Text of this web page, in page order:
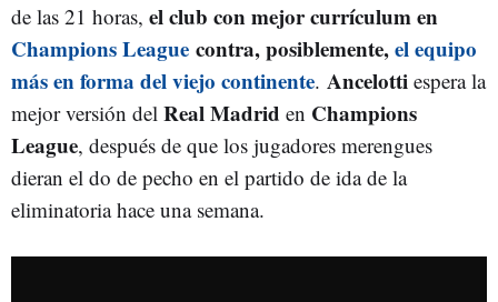
de las 21 horas, el club con mejor currículum en
Champions League contra, posiblemente,el equipo
más en forma del viejo continente. Ancelotti espera la
mejor versión del Real Madrid en Champions
League, después de que los jugadores merengues
dieran el do de pecho en el partido de ida de la
eliminatoria hace una semana.